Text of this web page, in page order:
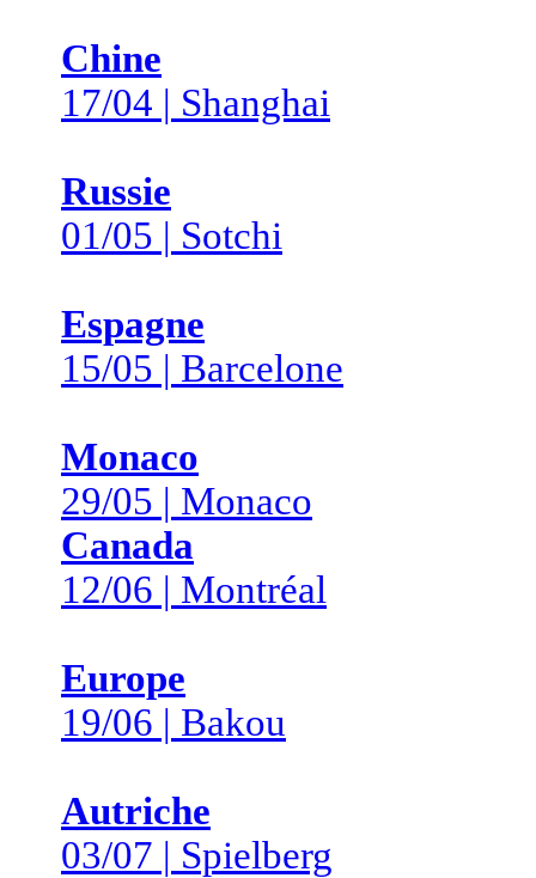
Chine
17/04 | Shanghai
Russie
01/05 | Sotchi
Espagne
15/05 | Barcelone
Monaco
29/05 | Monaco
Canada
12/06 | Montréal
Europe
19/06 | Bakou
Autriche
03/07 | Spielberg